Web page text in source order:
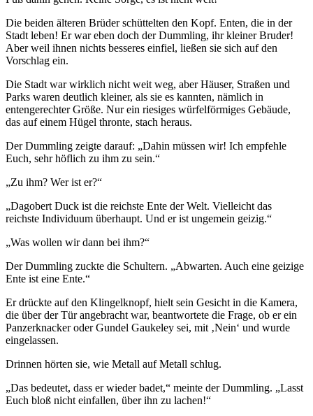
Die beiden älteren Brüder schüttelten den Kopf. Enten, die in der
Stadt leben! Er war eben doch der Dummling, ihr kleiner Bruder!
Aber weil ihnen nichts besseres einfiel, ließen sie sich auf den
Vorschlag ein.
Die Stadt war wirklich nicht weit weg, aber Häuser, Straßen und
Parks waren deutlich kleiner, als sie es kannten, nämlich in
entengerechter Größe. Nur ein riesiges würfelförmiges Gebäude,
das auf einem Hügel thronte, stach heraus.
Der Dummling zeigte darauf: „Dahin müssen wir! Ich empfehle
Euch, sehr höflich zu ihm zu sein.“
„Zu ihm? Wer ist er?“
„Dagobert Duck ist die reichste Ente der Welt. Vielleicht das
reichste Individuum überhaupt. Und er ist ungemein geizig.“
„Was wollen wir dann bei ihm?“
Der Dummling zuckte die Schultern. „Abwarten. Auch eine geizige
Ente ist eine Ente.“
Er drückte auf den Klingelknopf, hielt sein Gesicht in die Kamera,
die über der Tür angebracht war, beantwortete die Frage, ob er ein
Panzerknacker oder Gundel Gaukeley sei, mit ‚Nein‘ und wurde
eingelassen.
Drinnen hörten sie, wie Metall auf Metall schlug.
„Das bedeutet, dass er wieder badet,“ meinte der Dummling. „Lasst
Euch bloß nicht einfallen, über ihn zu lachen!“